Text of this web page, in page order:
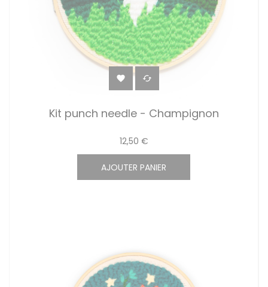
 
Kit punch needle - Champignon
12,50 €
AJOUTER PANIER